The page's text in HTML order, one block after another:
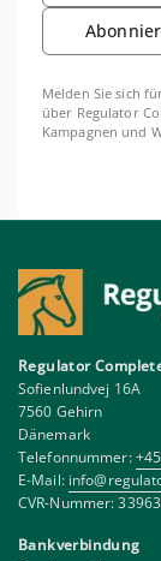
Melden Sie sich
über Regulator
Kampagnen und
Regulator
Sofienlundvej 16A
7560 Gehirn
Dänemark
Telefonnummer:
E-Mail:
CVR-Nummer:
Bankverbindung